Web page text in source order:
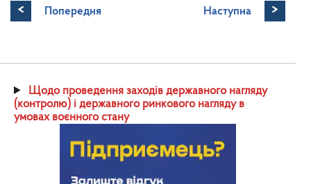
< Попередня Наступна >
Щодо проведення заходів державного нагляду
(контролю) і державного ринкового нагляду в
умовах воєнного стану